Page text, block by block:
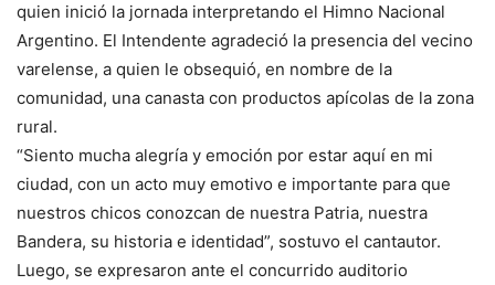
quien inició la jornada interpretando el Himno Nacional
Argentino. El Intendente agradeció la presencia del vecino
varelense, a quien le obsequió, en nombre de la
comunidad, una canasta con productos apícolas de la zona
rural.
“Siento mucha alegría y emoción por estar aquí en mi
ciudad, con un acto muy emotivo e importante para que
nuestros chicos conozcan de nuestra Patria, nuestra
Bandera, su historia e identidad”, sostuvo el cantautor.
Luego, se expresaron ante el concurrido auditorio